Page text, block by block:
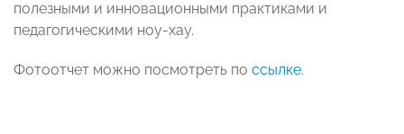
полезными и инновационными практиками и
педагогическими ноу-хау.
Фотоотчет можно посмотреть по ссылке.